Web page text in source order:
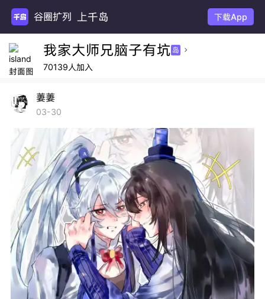
谷圈扩列 上千岛 下载App
我家大师兄脑子有坑 岛 
70139人加入
萋萋
03-30